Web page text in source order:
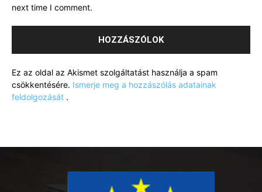
next time I comment.
Ez az oldal az Akismet szolgáltatást használja a spam
csökkentésére. Ismerje meg a hozzászólás adatainak
feldolgozását .